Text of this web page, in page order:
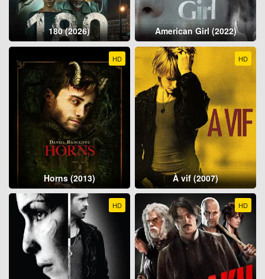
180 (2026) American Girl (2022)
HD
Horns (2013)
HD
À vif (2007)
HD HD